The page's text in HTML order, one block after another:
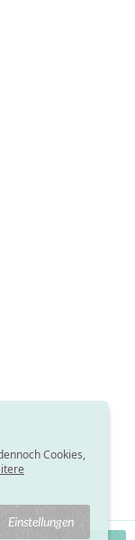
Cookies,
Einstellungen